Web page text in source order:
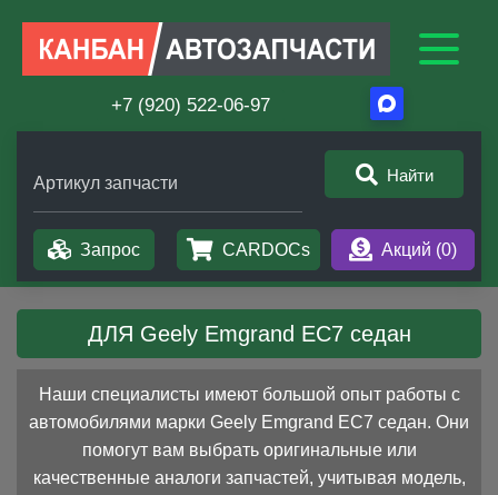
+7 (920) 522-06-97
Артикул запчасти Найти
Запрос CARDOCs Акций (0)
ДЛЯ Geely Emgrand EC7 седан
Наши специалисты имеют большой опыт работы с
автомобилями марки Geely Emgrand EC7 седан. Они
помогут вам выбрать оригинальные или
качественные аналоги запчастей, учитывая модель,